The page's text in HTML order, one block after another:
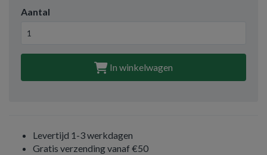
Aantal
In winkelwagen
Levertijd 1-3 werkdagen
Gratis verzending vanaf €50